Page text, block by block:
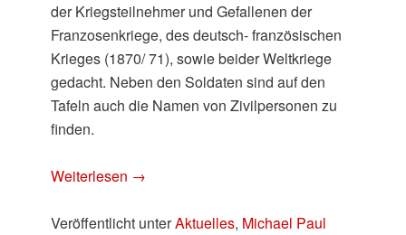
der Kriegsteilnehmer und Gefallenen der
Franzosenkriege, des deutsch- französischen
Krieges (1870/ 71), sowie beider Weltkriege
gedacht. Neben den Soldaten sind auf den
Tafeln auch die Namen von Zivilpersonen zu
finden.
Weiterlesen →
Veröffentlicht unterAktuelles, Michael Paul